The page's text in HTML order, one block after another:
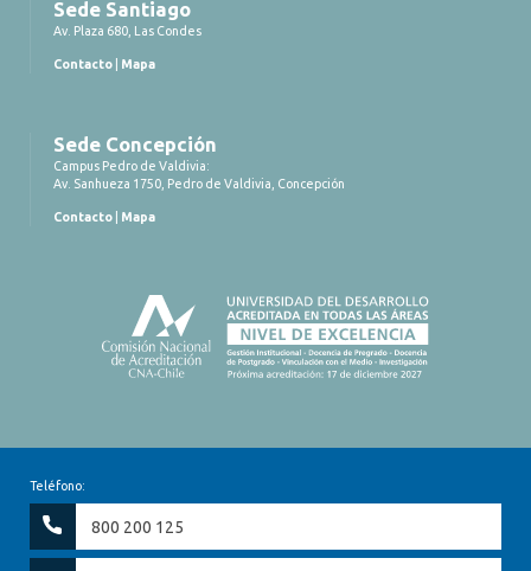
Sede Santiago
Av. Plaza 680, Las Condes
Contacto Mapa
Sede Concepción
Campus Pedro de Valdivia:
Av. Sanhueza 1750, Pedro de Valdivia, Concepción
Contacto Mapa
Teléfono:
800 200 125